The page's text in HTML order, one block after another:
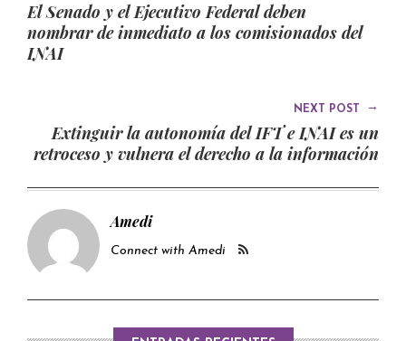
El Senado y el Ejecutivo Federal deben
nombrar de inmediato a los comisionados del
INAI
NEXT POST →
Extinguir la autonomía del IFT e INAI es un
retroceso y vulnera el derecho a la información
Amedi
Connect with Amedi